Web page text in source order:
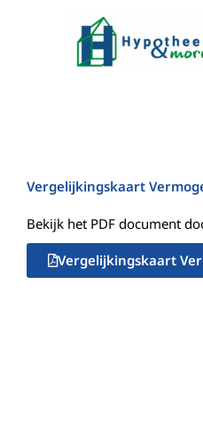
Vergelijkingskaart
Bekijk het PDF document
Vergelijkingskaart